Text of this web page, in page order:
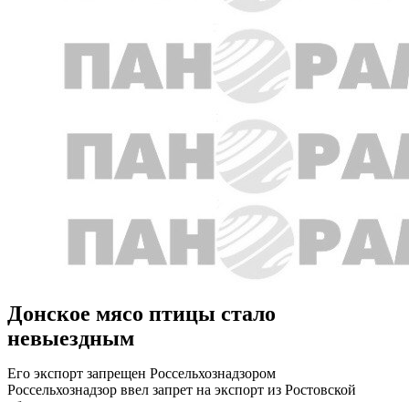
Донское мясо птицы стало
невыездным
Его экспорт запрещен Россельхознадзором
Россельхознадзор ввел запрет на экспорт из Ростовской